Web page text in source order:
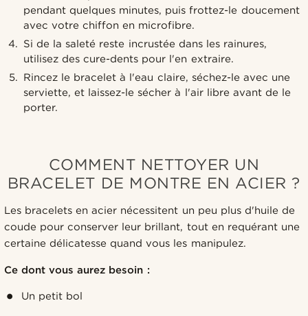
pendant quelques minutes, puis frottez-le doucement
avec votre chiffon en microfibre.
Si de la saleté reste incrustée dans les rainures,
utilisez des cure-dents pour l'en extraire.
Rincez le bracelet à l'eau claire, séchez-le avec une
serviette, et laissez-le sécher à l'air libre avant de le
porter.
COMMENT NETTOYER UN
BRACELET DE MONTRE EN ACIER ?
Les bracelets en acier nécessitent un peu plus d'huile de
coude pour conserver leur brillant, tout en requérant une
certaine délicatesse quand vous les manipulez.
Ce dont vous aurez besoin :
Un petit bol